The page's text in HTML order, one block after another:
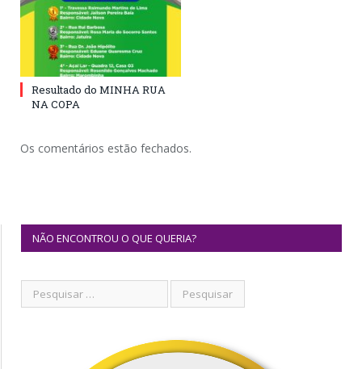
Resultado do MINHA RUA
NA COPA
Os comentários estão fechados.
NÃO ENCONTROU O QUE QUERIA?